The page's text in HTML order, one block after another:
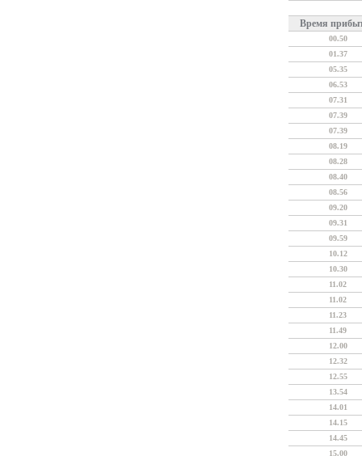
Время
00.50
01.37
05.35
06.53
07.31
07.39
07.39
08.19
08.28
08.40
08.56
09.20
09.31
09.59
10.12
10.30
11.02
11.02
11.23
11.49
12.00
12.32
12.55
13.54
14.01
14.15
14.45
15.00